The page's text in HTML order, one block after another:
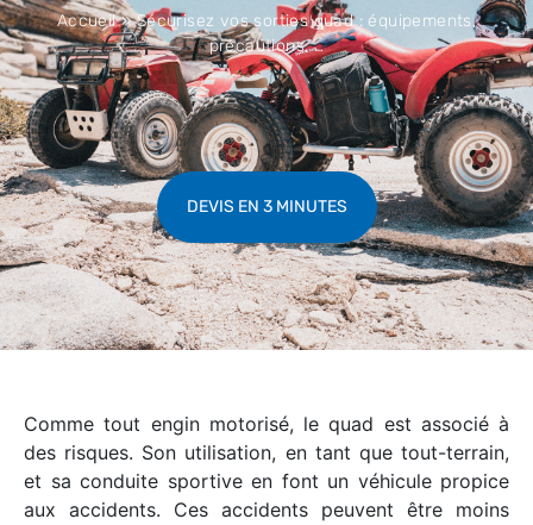
Accueil»Sécurisez vos sorties quad : équipements,
précautions, …
DEVIS EN 3 MINUTES
Comme tout engin motorisé, le quad est associé à
des risques. Son utilisation, en tant que tout-terrain,
et sa conduite sportive en font un véhicule propice
aux accidents. Ces accidents peuvent être moins